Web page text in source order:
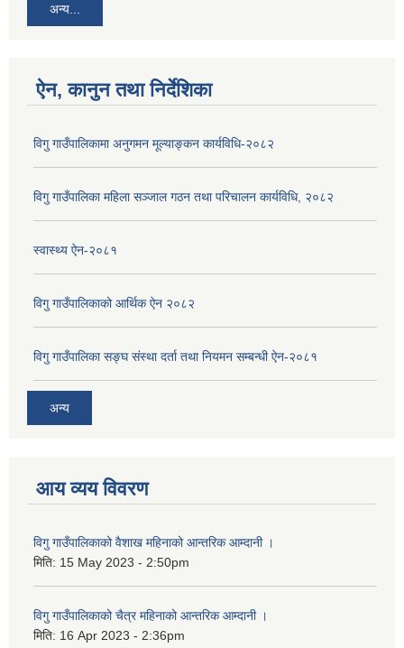
अन्य...
ऐन, कानुन तथा निर्देशिका
विगु गाउँपालिकामा अनुगमन मूल्याङ्कन कार्यविधि-२०८२
विगु गाउँपालिका महिला सञ्जाल गठन तथा परिचालन कार्यविधि, २०८२
स्वास्थ्य ऐन-२०८१
विगु गाउँपालिकाको आर्थिक ऐन २०८२
विगु गाउँपालिका सङ्घ संस्था दर्ता तथा नियमन सम्बन्धी ऐन-२०८१
अन्य
आय व्यय विवरण
विगु गाउँपालिकाको वैशाख महिनाको आन्तरिक आम्दानी ।
मिति: 15 May 2023 - 2:50pm
विगु गाउँपालिकाको चैत्र महिनाको आन्तरिक आम्दानी ।
मिति: 16 Apr 2023 - 2:36pm